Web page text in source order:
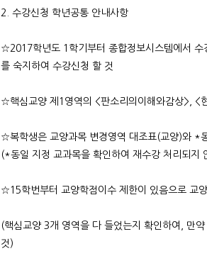
2. 수강신청 학년공통 안내사항
☆2017학년도 1학기부터 종합정보시스템에서 수
를 숙지하여 수강신청 할 것
☆핵심교양 제1영역의 <판소리의이해와감상>, <
☆복학생은 교양과목 변경영역 대조표(교양)와 *
(*동일 지정 교과목을 확인하여 재수강 처리되지
☆15학번부터 교양학점이수 제한이 있음으로 교
(핵심교양 3개 영역을 다 들었는지 확인하여, 만
것)